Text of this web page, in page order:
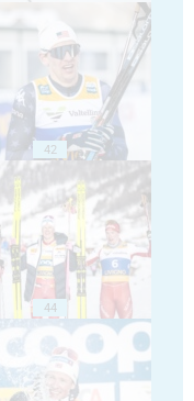
42
44